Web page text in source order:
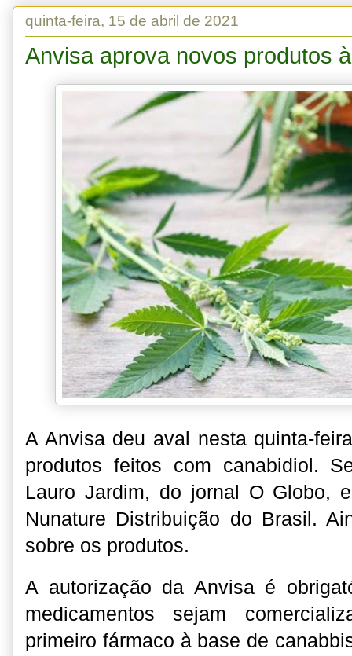
quinta-feira, 15 de abril de 2021
Anvisa aprova novos produtos
A Anvisa deu aval nesta quinta-
produtos feitos com canabidiol.
Lauro Jardim, do jornal O Globo,
Nunature Distribuição do Brasil.
sobre os produtos.
A autorização da Anvisa é
medicamentos sejam
primeiro fármaco à base de